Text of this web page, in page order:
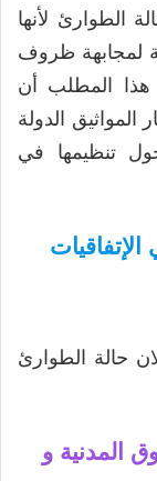
الطوارئ لأنها
لمجابهة ظروف
المطلب أن
الدولة
تنظيمها في
حالة الطوارئ
المدنية و